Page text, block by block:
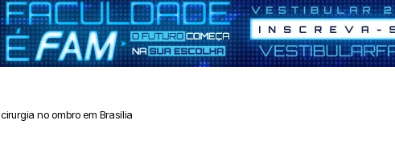
no ombro em Brasília